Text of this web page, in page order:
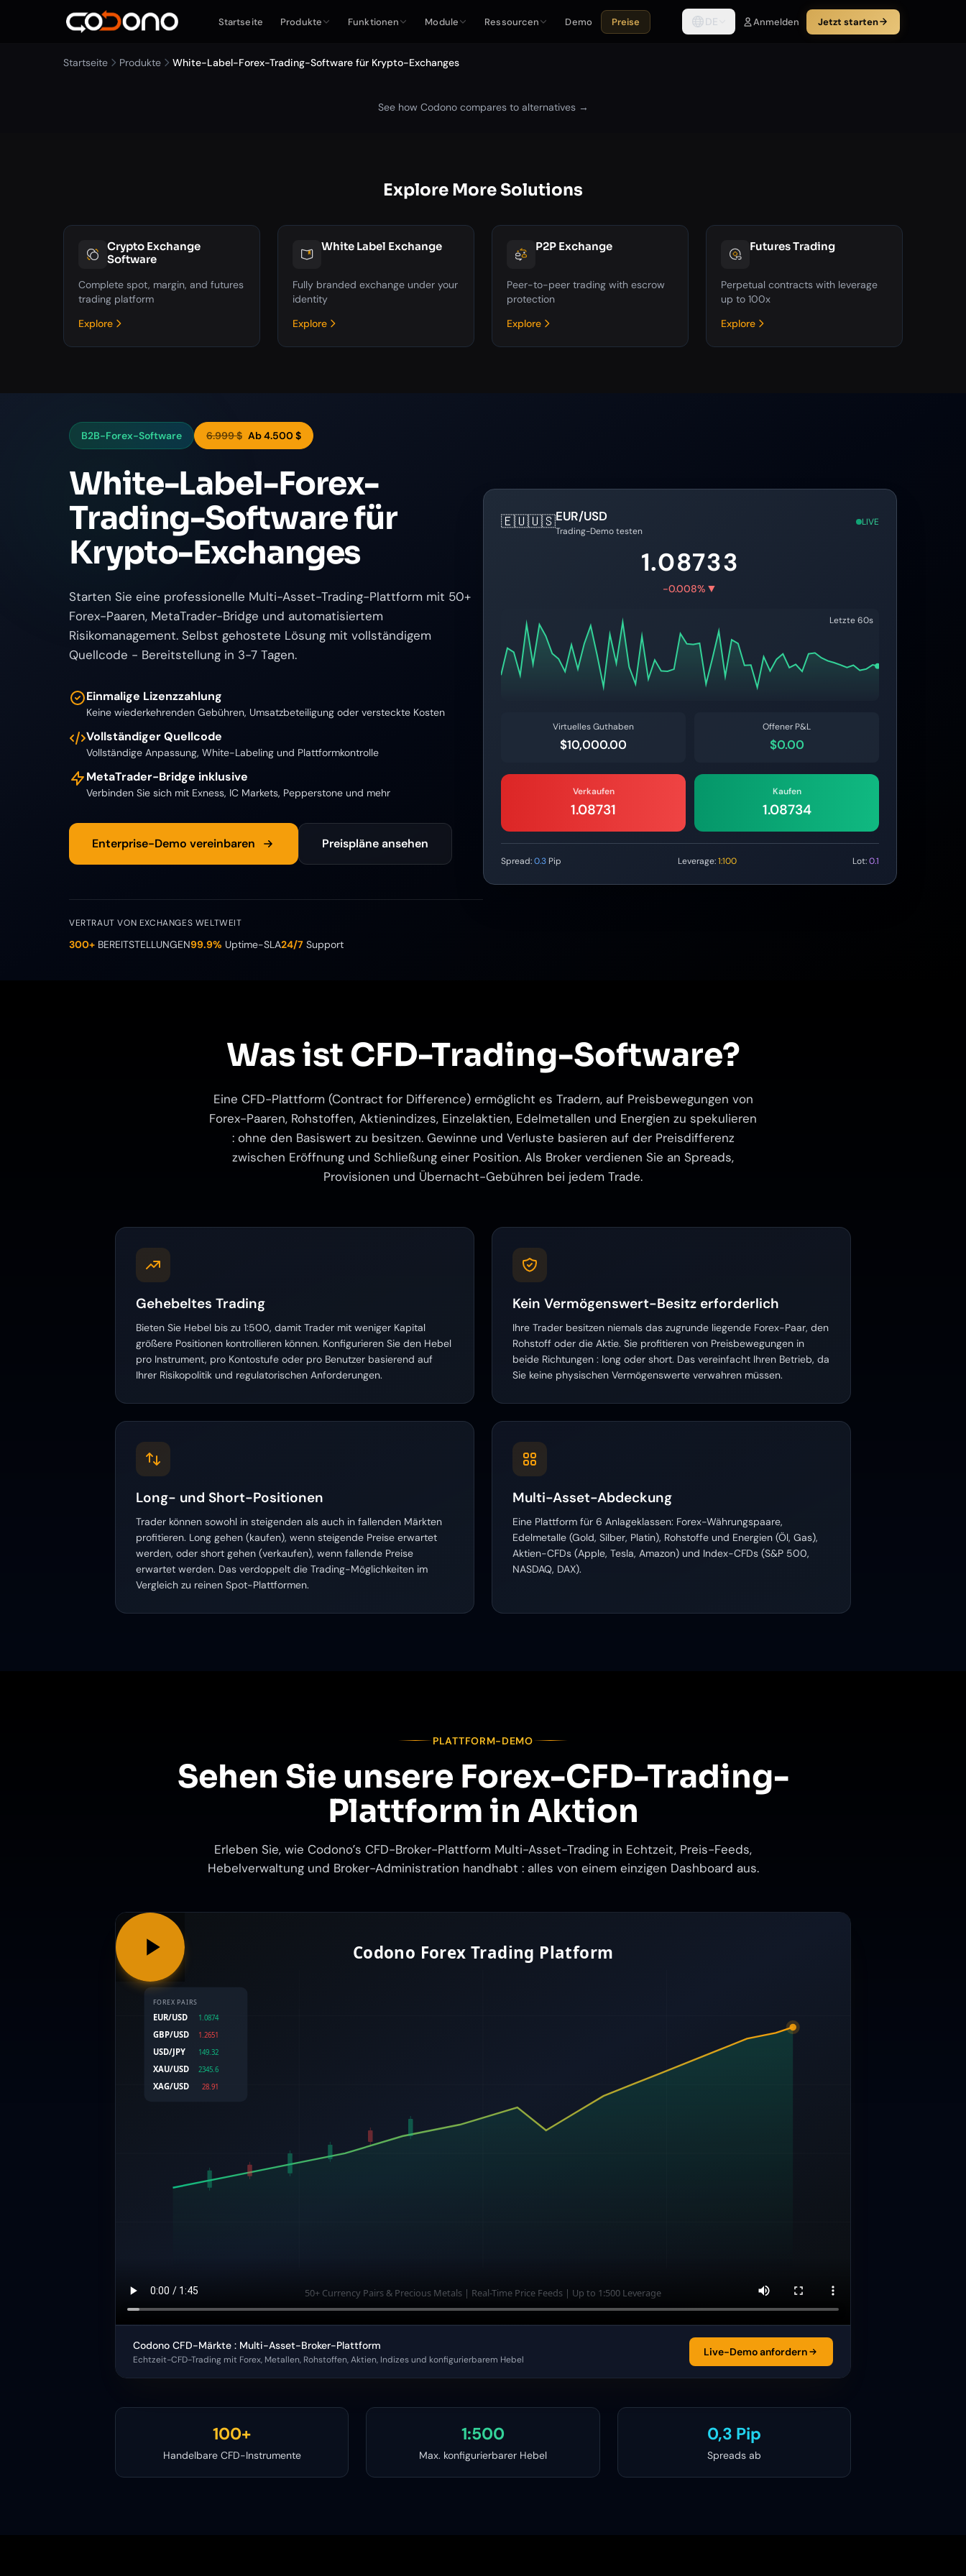
Startseite Produkte Funktionen Module Ressourcen Demo Preise DE Anmelden Jetzt starten
Startseite Produkte White-Label-Forex-Trading-Software für Krypto-Exchanges
See how Codono compares to alternatives →
Explore More Solutions
Crypto Exchange
Software
Complete spot, margin, and futures
trading platform
Explore
White Label Exchange
Fully branded exchange under your
identity
Explore
P2P Exchange
Peer-to-peer trading with escrow
protection
Explore
Futures Trading
Perpetual contracts with leverage
up to 100x
Explore
B2B-Forex-Software 6.999 $ Ab 4.500 $
White-Label-Forex-
Trading-Software für
Krypto-Exchanges
Starten Sie eine professionelle Multi-Asset-Trading-Plattform mit 50+
Forex-Paaren, MetaTrader-Bridge und automatisiertem
Risikomanagement. Selbst gehostete Lösung mit vollständigem
Quellcode - Bereitstellung in 3-7 Tagen.
Einmalige Lizenzzahlung
Keine wiederkehrenden Gebühren, Umsatzbeteiligung oder versteckte Kosten
Vollständiger Quellcode
Vollständige Anpassung, White-Labeling und Plattformkontrolle
MetaTrader-Bridge inklusive
Verbinden Sie sich mit Exness, IC Markets, Pepperstone und mehr
Enterprise-Demo vereinbaren Preispläne ansehen
VERTRAUT VON EXCHANGES WELTWEIT
300+ BEREITSTELLUNGEN99.9% Uptime-SLA24/7 Support
🇪🇺🇺🇸EUR/USD
Trading-Demo testen
LIVE
1.08733
-0.008% ▼
Letzte 60s
Virtuelles Guthaben
$10,000.00
Offener P&L
$0.00
Verkaufen
1.08732
Kaufen
1.08735
Spread:0.3 Pip Leverage:1:100 Lot:0.1
Was ist CFD-Trading-Software?
Eine CFD-Plattform (Contract for Difference) ermöglicht es Tradern, auf Preisbewegungen von
Forex-Paaren, Rohstoffen, Aktienindizes, Einzelaktien, Edelmetallen und Energien zu spekulieren
: ohne den Basiswert zu besitzen. Gewinne und Verluste basieren auf der Preisdifferenz
zwischen Eröffnung und Schließung einer Position. Als Broker verdienen Sie an Spreads,
Provisionen und Übernacht-Gebühren bei jedem Trade.
Gehebeltes Trading
Bieten Sie Hebel bis zu 1:500, damit Trader mit weniger Kapital
größere Positionen kontrollieren können. Konfigurieren Sie den Hebel
pro Instrument, pro Kontostufe oder pro Benutzer basierend auf
Ihrer Risikopolitik und regulatorischen Anforderungen.
Kein Vermögenswert-Besitz erforderlich
Ihre Trader besitzen niemals das zugrunde liegende Forex-Paar, den
Rohstoff oder die Aktie. Sie profitieren von Preisbewegungen in
beide Richtungen : long oder short. Das vereinfacht Ihren Betrieb, da
Sie keine physischen Vermögenswerte verwahren müssen.
Long- und Short-Positionen
Trader können sowohl in steigenden als auch in fallenden Märkten
profitieren. Long gehen (kaufen), wenn steigende Preise erwartet
werden, oder short gehen (verkaufen), wenn fallende Preise
erwartet werden. Das verdoppelt die Trading-Möglichkeiten im
Vergleich zu reinen Spot-Plattformen.
Multi-Asset-Abdeckung
Eine Plattform für 6 Anlageklassen: Forex-Währungspaare,
Edelmetalle (Gold, Silber, Platin), Rohstoffe und Energien (Öl, Gas),
Aktien-CFDs (Apple, Tesla, Amazon) und Index-CFDs (S&P 500,
NASDAQ, DAX).
PLATTFORM-DEMO
Sehen Sie unsere Forex-CFD-Trading-
Plattform in Aktion
Erleben Sie, wie Codonoʼs CFD-Broker-Plattform Multi-Asset-Trading in Echtzeit, Preis-Feeds,
Hebelverwaltung und Broker-Administration handhabt : alles von einem einzigen Dashboard aus.
Codono CFD-Märkte : Multi-Asset-Broker-Plattform
Echtzeit-CFD-Trading mit Forex, Metallen, Rohstoffen, Aktien, Indizes und konfigurierbarem Hebel
Live-Demo anfordern
100+
Handelbare CFD-Instrumente
1:500
Max. konfigurierbarer Hebel
0,3 Pip
Spreads ab